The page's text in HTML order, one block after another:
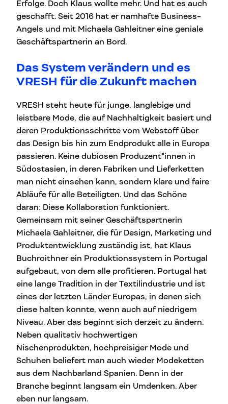
Erfolge. Doch Klaus wollte mehr. Und hat es auch
geschafft. Seit 2016 hat er namhafte Business-
Angels und mit Michaela Gahleitner eine geniale
Geschäftspartnerin an Bord.
Das System verändern und es
VRESH für die Zukunft machen
VRESH steht heute für junge, langlebige und
leistbare Mode, die auf Nachhaltigkeit basiert und
deren Produktionsschritte vom Webstoff über
das Design bis hin zum Endprodukt alle in Europa
passieren. Keine dubiosen Produzent*innen in
Südostasien, in deren Fabriken und Lieferketten
man nicht einsehen kann, sondern klare und faire
Abläufe für alle Beteiligten. Und das Schöne
daran: Diese Kollaboration funktioniert.
Gemeinsam mit seiner Geschäftspartnerin
Michaela Gahleitner, die für Design, Marketing und
Produktentwicklung zuständig ist, hat Klaus
Buchroithner ein Produktionssystem in Portugal
aufgebaut, von dem alle profitieren. Portugal hat
eine lange Tradition in der Textilindustrie und ist
eines der letzten Länder Europas, in denen sich
diese halten konnte, wenn auch auf niedrigem
Niveau. Aber das beginnt sich derzeit zu ändern.
Neben qualitativ hochwertigen
Nischenprodukten, hochpreisiger Mode und
Schuhen beliefert man auch wieder Modeketten
aus dem Nachbarland Spanien. Denn in der
Branche beginnt langsam ein Umdenken. Aber
eben nur langsam.